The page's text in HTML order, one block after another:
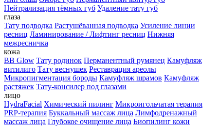
Нейтрализация тёмных губ Удаление тату губ
глаза
Тату подводка Растушёванная подводка Усиление линии
ресниц Ламинирование / Лифтинг ресниц Нижняя
межресничка
кожа
BB Glow Тату родинок Перманентный румянец Камуфляж
витилиго Тату веснушек Реставрация ареолы
Микропигментация бороды Камуфляж шрамов Камуфляж
растяжек Тату-консилер под глазами
лицо
HydraFacial Химический пилинг Микроигольчатая терапия
PRP-терапия Буккальный массаж лица Лимфодренажный
массаж лица Глубокое очищение лица Биопилинг кожи